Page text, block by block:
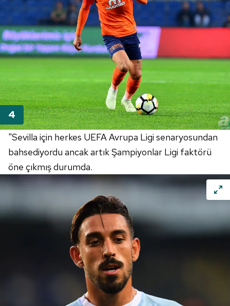
"Sevilla için herkes UEFA Avrupa Ligi senaryosundan
bahsediyordu ancak artık Şampiyonlar Ligi faktörü
öne çıkmış durumda.